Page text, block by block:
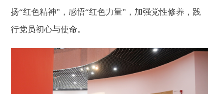
扬“红色精神”，感悟“红色力量”，加强党性修养，践
行党员初心与使命。